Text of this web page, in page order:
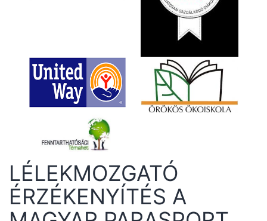
LÉLEKMOZGATÓ
ÉRZÉKENYÍTÉS A